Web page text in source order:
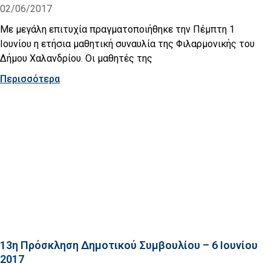
02/06/2017
Με μεγάλη επιτυχία πραγματοποιήθηκε την Πέμπτη 1
Ιουνίου η ετήσια μαθητική συναυλία της Φιλαρμονικής του
Δήμου Χαλανδρίου. Οι μαθητές της
Περισσότερα
13η Πρόσκληση Δημοτικού Συμβουλίου – 6 Ιουνίου
2017